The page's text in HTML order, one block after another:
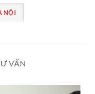
NỘI
VẤN